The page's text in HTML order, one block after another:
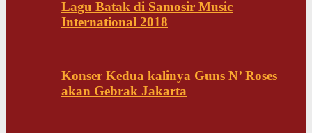
Lagu Batak di Samosir Music
International 2018
Konser Kedua kalinya Guns N’ Roses
akan Gebrak Jakarta